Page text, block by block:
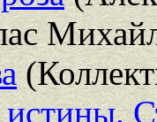
истины.